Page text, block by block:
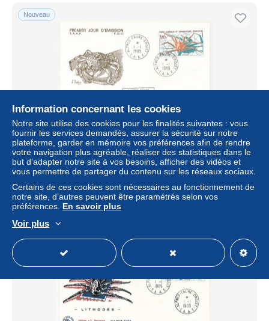
Nouveau
TAAF - Env FDC - 1,10 Lithodes - Alfred Faure Crozet -
1/1/1989
± 2,39 $US
Statut Professionnel
Nouveau
Information concernant les cookies
Notre site utilise des cookies pour les finalités suivantes : vous
fournir les services demandés, assurer la sécurité sur notre
plateforme, garder en mémoire vos préférences afin de rendre
votre navigation plus agréable, réaliser des statistiques dans le
but d’adapter notre site à vos besoins, afficher des vidéos et
vous permettre de partager du contenu sur les réseaux sociaux.
Certains de ces cookies sont nécessaires au fonctionnement de
notre site, d’autres peuvent être paramétrés selon vos
préférences. En savoir plus
Voir plus